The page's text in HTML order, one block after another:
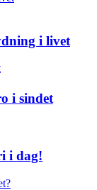
i livet
i sindet
i dag!